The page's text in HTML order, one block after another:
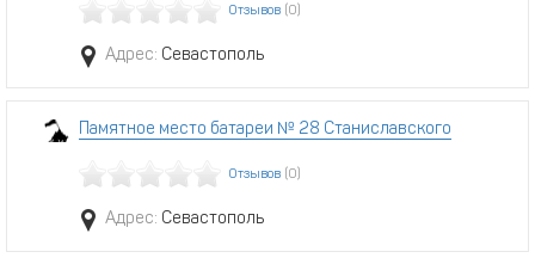
Отзывов (0)
Адрес: Севастополь
Памятное место батареи № 28 Станиславского
Отзывов (0)
Адрес: Севастополь